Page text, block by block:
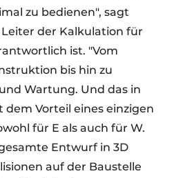
zu bedienen", sagt
der Kalkulation für
ist. "Vom
bis hin zu
Wartung. Und das in
dem Vorteil eines einzigen
für E als auch für W.
Entwurf in 3D
auf der Baustelle